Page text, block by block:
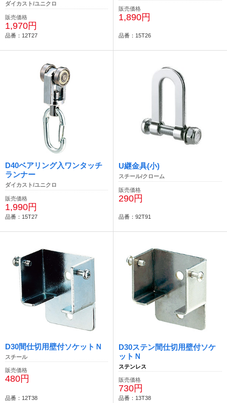
ダイカスト/ユニクロ
販売価格
1,970円
品番：12T27
販売価格
1,890円
品番：15T26
D40ベアリング入ワンタッチ
ランナー
ダイカスト/ユニクロ
販売価格
1,990円
品番：15T27
U継金具(小)
スチール/クローム
販売価格
290円
品番：92T91
D30間仕切用壁付ソケットＮ
スチール
販売価格
480円
品番：12T38
D30ステン間仕切用壁付ソケ
ットＮ
ステンレス
販売価格
730円
品番：13T38